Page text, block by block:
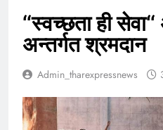
‘‘स्वच्छता ही
अन्तर्गत श्रमदान
Admin_tharexpressnews